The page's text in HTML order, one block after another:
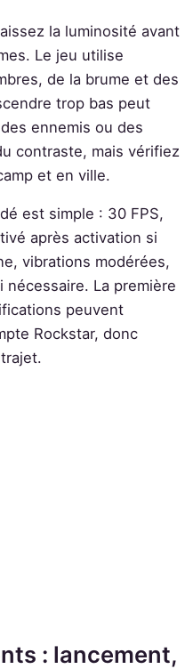
la luminosité avant
Le jeu utilise
de la brume et des
trop bas peut
ennemis ou des
contraste, mais vérifiez
et en ville.
est simple : 30 FPS,
après activation si
vibrations modérées,
nécessaire. La première
peuvent
Rockstar, donc
: lancement,